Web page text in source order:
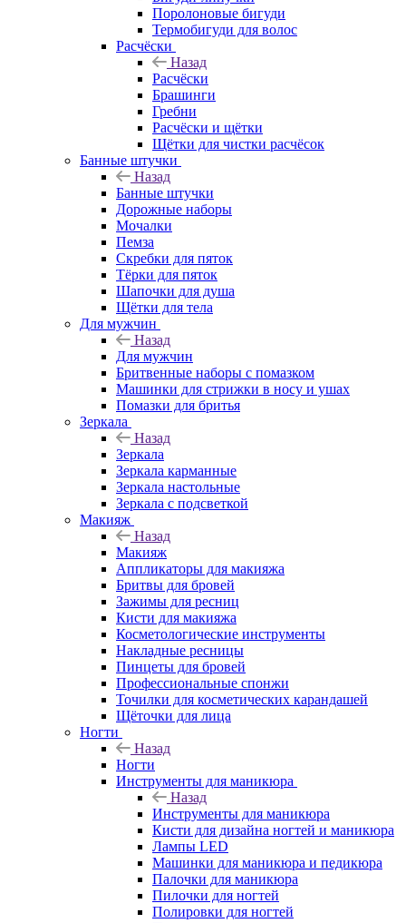
Поролоновые бигуди
Термобигуди для волос
Расчёски
Назад
Расчёски
Брашинги
Гребни
Расчёски и щётки
Щётки для чистки расчёсок
Банные штучки
Назад
Банные штучки
Дорожные наборы
Мочалки
Пемза
Скребки для пяток
Тёрки для пяток
Шапочки для душа
Щётки для тела
Для мужчин
Назад
Для мужчин
Бритвенные наборы с помазком
Машинки для стрижки в носу и ушах
Помазки для бритья
Зеркала
Назад
Зеркала
Зеркала карманные
Зеркала настольные
Зеркала с подсветкой
Макияж
Назад
Макияж
Аппликаторы для макияжа
Бритвы для бровей
Зажимы для ресниц
Кисти для макияжа
Косметологические инструменты
Накладные ресницы
Пинцеты для бровей
Профессиональные спонжи
Точилки для косметических карандашей
Щёточки для лица
Ногти
Назад
Ногти
Инструменты для маникюра
Назад
Инструменты для маникюра
Кисти для дизайна ногтей и маникюра
Лампы LED
Машинки для маникюра и педикюра
Палочки для маникюра
Пилочки для ногтей
Полировки для ногтей